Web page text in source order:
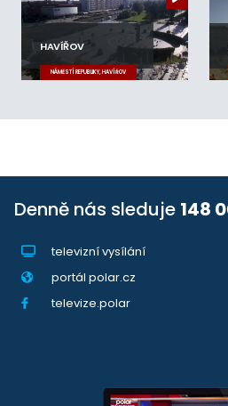
HAVÍŘOV
NÁMĚSTÍ REPUBLIKY, HAVÍŘOV
Denně nás sleduje 148
televizní vysílání
portál polar.cz
televize.polar